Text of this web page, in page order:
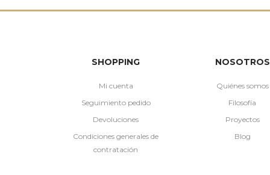
SHOPPING
Mi cuenta
Seguimiento pedido
Devoluciones
Condiciones generales de
contratación
NOSOTROS
Quiénes somos
Filosofía
Proyectos
Blog